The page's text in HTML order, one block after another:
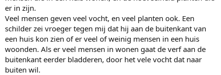
er in zijn.
Veel mensen geven veel vocht, en veel planten ook. Een
schilder zei vroeger tegen mij dat hij aan de buitenkant van
een huis kon zien of er veel of weinig mensen in een huis
woonden. Als er veel mensen in wonen gaat de verf aan de
buitenkant eerder bladderen, door het vele vocht dat naar
buiten wil.